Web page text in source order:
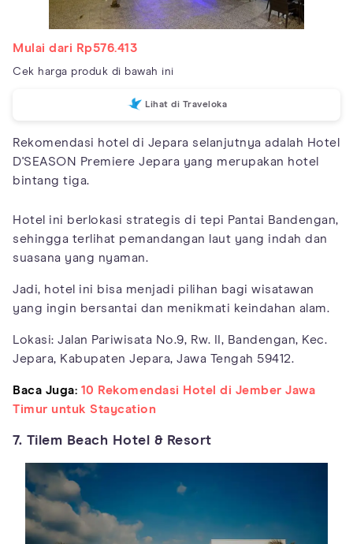
Mulai dari Rp576.413
Cek harga produk di bawah ini
Lihat di Traveloka
Rekomendasi hotel di Jepara selanjutnya adalah Hotel
D'SEASON Premiere Jepara yang merupakan hotel
bintang tiga.
Hotel ini berlokasi strategis di tepi Pantai Bandengan,
sehingga terlihat pemandangan laut yang indah dan
suasana yang nyaman.
Jadi, hotel ini bisa menjadi pilihan bagi wisatawan
yang ingin bersantai dan menikmati keindahan alam.
Lokasi: Jalan Pariwisata No.9, Rw. II, Bandengan, Kec.
Jepara, Kabupaten Jepara, Jawa Tengah 59412.
Baca Juga: 10 Rekomendasi Hotel di Jember Jawa
Timur untuk Staycation
7. Tilem Beach Hotel & Resort